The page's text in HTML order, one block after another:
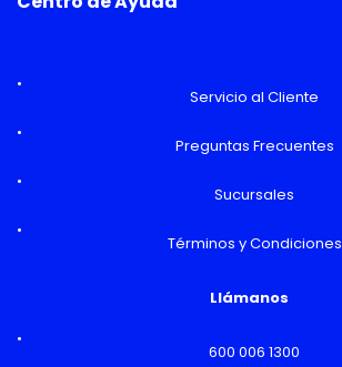
Servicio al Cliente
Preguntas Frecuentes
Sucursales
Términos y Condiciones
Llámanos
600 006 1300